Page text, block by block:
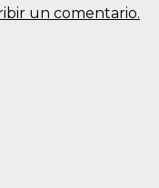
un comentario.